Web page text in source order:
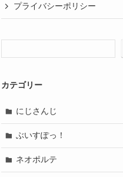
プライバシーポリシー
カテゴリー
にじさんじ
ぶいすぽっ！
ネオポルテ